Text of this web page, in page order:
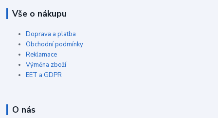
Vše o nákupu
Doprava a platba
Obchodní podmínky
Reklamace
Výměna zboží
EET a GDPR
O nás